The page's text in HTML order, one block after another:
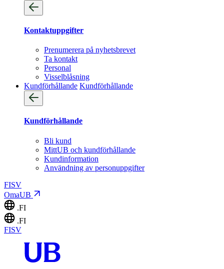
Kontaktuppgifter
Prenumerera på nyhetsbrevet
Ta kontakt
Personal
Visselblåsning
Kundförhållande Kundförhållande
Kundförhållande
Bli kund
MittUB och kundförhållande
Kundinformation
Användning av personuppgifter
FISV
OmaUB
.FI
.FI
FISV